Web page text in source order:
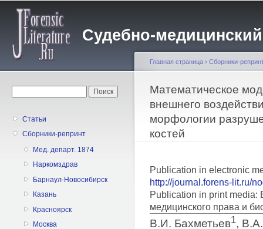
Судебно-
Статьи
Сборники-репринт
Мед. департ. 1874
Наркомздрав
Барнаул-Новосибирск
Казань
Красноярск
Москва
Вы здесь
Главная страница › Сборники-
Математическое
внешнего
морфологии
костей
Publication in electronic
http://journal.forens-lit.ru/
Publication in print
медицинского права и
В.И. Бахметьев1,